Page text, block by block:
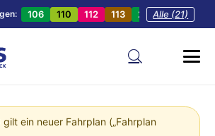
106 110 112 113 201 202
Alle (21)
gilt ein neuer Fahrplan („Fahrplan